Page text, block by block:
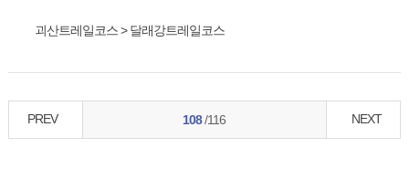
괴산트레일코스 > 달래강트레일코스
PREV 108/116 NEXT